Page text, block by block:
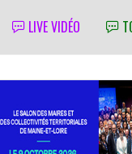
LIVE VIDÉO